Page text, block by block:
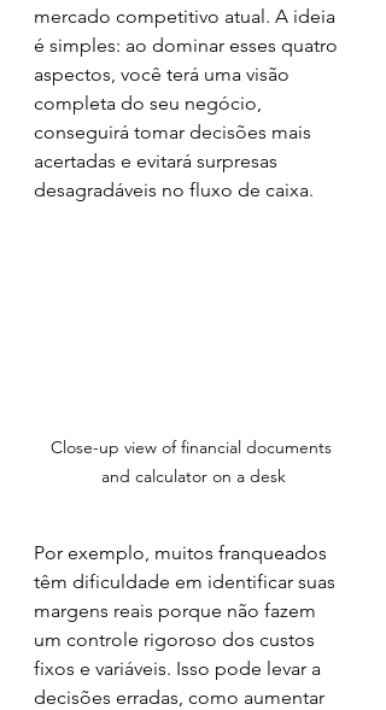
mercado competitivo atual. A ideia
é simples: ao dominar esses quatro
aspectos, você terá uma visão
completa do seu negócio,
conseguirá tomar decisões mais
acertadas e evitará surpresas
desagradáveis no fluxo de caixa.
Close-up view of financial documents
and calculator on a desk
Por exemplo, muitos franqueados
têm dificuldade em identificar suas
margens reais porque não fazem
um controle rigoroso dos custos
fixos e variáveis. Isso pode levar a
decisões erradas, como aumentar